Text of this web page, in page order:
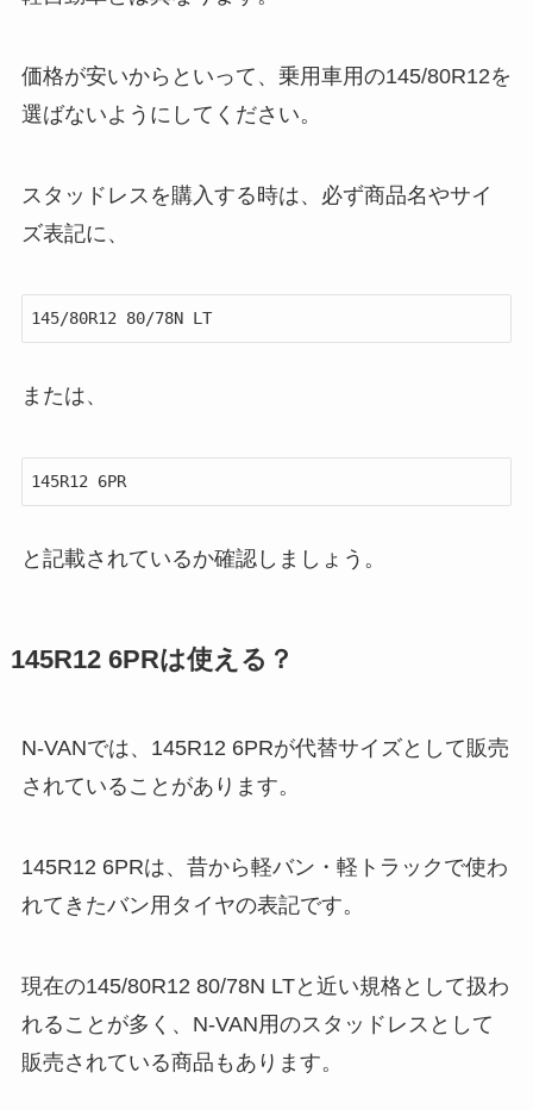
価格が安いからといって、乗用車用の145/80R12を
選ばないようにしてください。
スタッドレスを購入する時は、必ず商品名やサイ
ズ表記に、
145/80R12 80/78N LT
または、
145R12 6PR
と記載されているか確認しましょう。
145R12 6PRは使える？
N-VANでは、145R12 6PRが代替サイズとして販売
されていることがあります。
145R12 6PRは、昔から軽バン・軽トラックで使わ
れてきたバン用タイヤの表記です。
現在の145/80R12 80/78N LTと近い規格として扱わ
れることが多く、N-VAN用のスタッドレスとして
販売されている商品もあります。